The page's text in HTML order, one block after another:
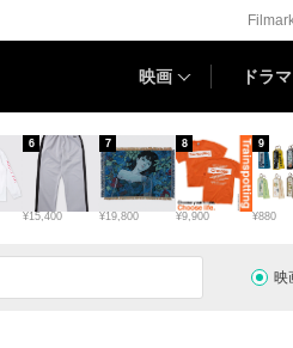
映画 ドラマ
¥15,400
6
¥19,800
7
¥9,900
8
¥880
9
映